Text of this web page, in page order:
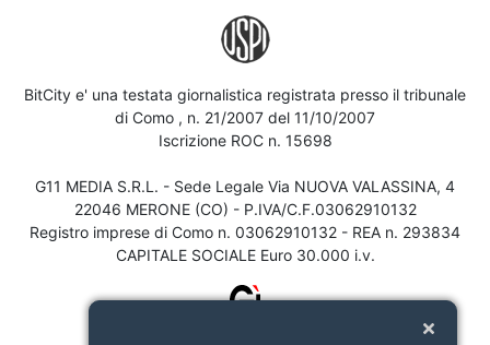
BitCity e' una testata giornalistica registrata presso il tribunale
di Como , n. 21/2007 del 11/10/2007
Iscrizione ROC n. 15698
G11 MEDIA S.R.L. - Sede Legale Via NUOVA VALASSINA, 4
22046 MERONE (CO) - P.IVA/C.F.03062910132
Registro imprese di Como n. 03062910132 - REA n. 293834
CAPITALE SOCIALE Euro 30.000 i.v.